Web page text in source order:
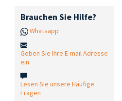
Brauchen Sie Hilfe?
Whatsapp
Geben Sie Ihre E-mail Adresse
ein
Lesen Sie unsere Häufige
Fragen